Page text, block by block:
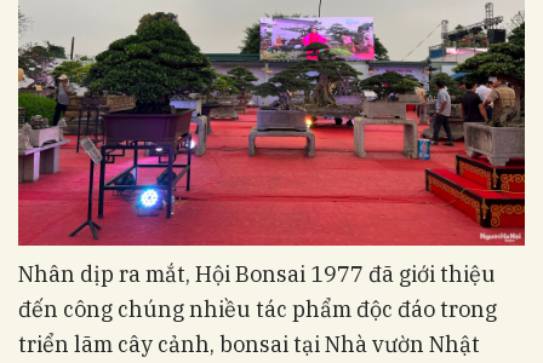
Nhân dịp ra mắt, Hội Bonsai 1977 đã giới thiệu
đến công chúng nhiều tác phẩm độc đáo trong
triển lãm cây cảnh, bonsai tại Nhà vườn Nhật